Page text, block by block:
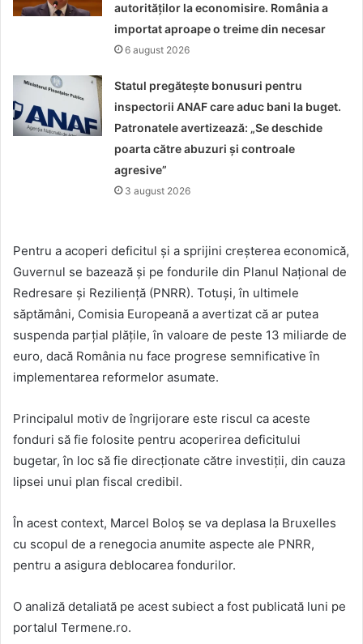
autorităților la economisire. România a
importat aproape o treime din necesar
6 august 2026
Statul pregătește bonusuri pentru
inspectorii ANAF care aduc bani la buget.
Patronatele avertizează: „Se deschide
poarta către abuzuri și controale
agresive”
3 august 2026
Pentru a acoperi deficitul și a sprijini creșterea economică,
Guvernul se bazează și pe fondurile din Planul Național de
Redresare și Reziliență (PNRR). Totuși, în ultimele
săptămâni, Comisia Europeană a avertizat că ar putea
suspenda parțial plățile, în valoare de peste 13 miliarde de
euro, dacă România nu face progrese semnificative în
implementarea reformelor asumate.
Principalul motiv de îngrijorare este riscul ca aceste
fonduri să fie folosite pentru acoperirea deficitului
bugetar, în loc să fie direcționate către investiții, din cauza
lipsei unui plan fiscal credibil.
În acest context, Marcel Boloș se va deplasa la Bruxelles
cu scopul de a renegocia anumite aspecte ale PNRR,
pentru a asigura deblocarea fondurilor.
O analiză detaliată pe acest subiect a fost publicată luni pe
portalul Termene.ro.